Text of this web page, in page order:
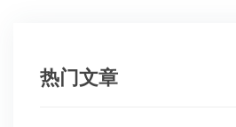
热门文章